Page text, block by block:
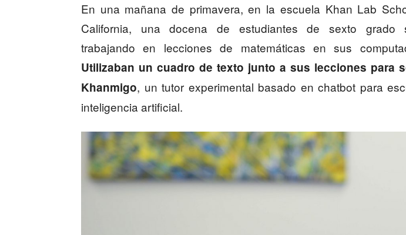
En una mañana de primavera, en la escuela Khan Lab
California, una docena de estudiantes de sexto grado
trabajando en lecciones de matemáticas en sus
Utilizaban un cuadro de texto junto a sus lecciones para
Khanmigo, un tutor experimental basado en chatbot para
inteligencia artificial.